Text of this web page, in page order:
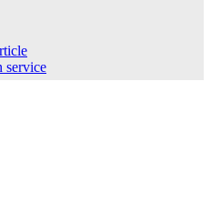
service